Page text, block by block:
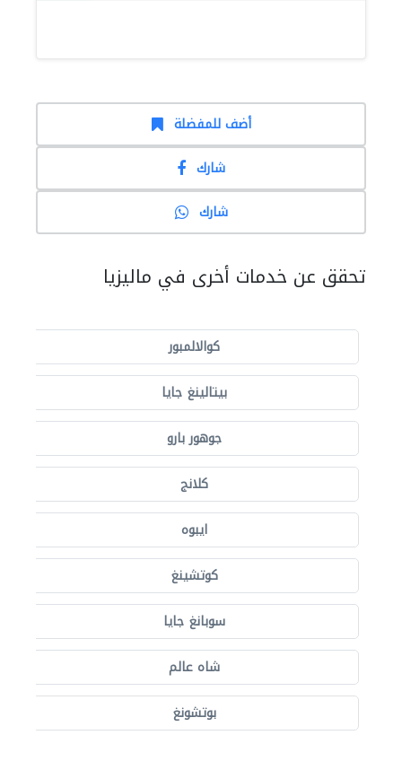
أضف للمفضلة
شارك
شارك
تحقق عن خدمات أخرى في ماليزيا
كوالالمبور
بيتالينغ جايا
جوهور بارو
كلانج
ايبوه
كوتشينغ
سوبانغ جايا
شاه عالم
بوتشونغ